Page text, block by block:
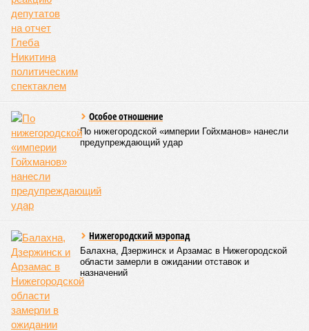
Особое отношение
По нижегородской «империи Гойхманов» нанесли
предупреждающий удар
Нижегородский мэропад
Балахна, Дзержинск и Арзамас в Нижегородской
области замерли в ожидании отставок и
назначений